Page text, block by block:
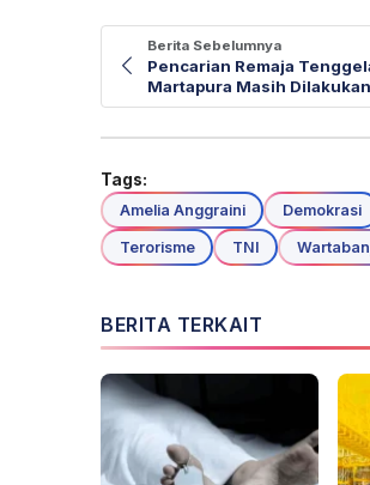
Berita Sebelumnya
Pencarian Remaja
Martapura Masih Dilakukan
Tags:
Amelia Anggraini Demokrasi
Terorisme TNI
BERITA TERKAIT